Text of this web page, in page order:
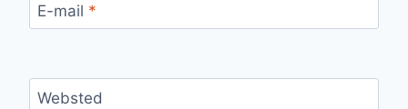
E-mail *
Websted